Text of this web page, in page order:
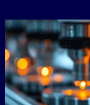
Carousel starts